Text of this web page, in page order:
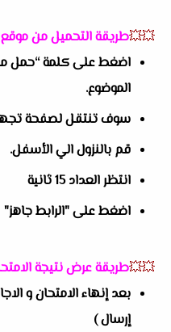
💥💥طريقة التحميل من
اضغط على كلمة “حمل
الموضوع.
سوف تنتقل لصفحة
قم بالنزول الي الأسفل.
انتظر العداد 15 ثانية
اضغط على "الرابط جاهز"
💥💥طريقة عرض نتيجة
بعد إنهاء الامتحان و
إرسال )